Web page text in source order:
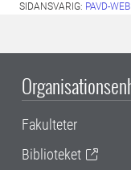
SIDANSVARIG: PAVD-
Fakulteter
Biblioteket